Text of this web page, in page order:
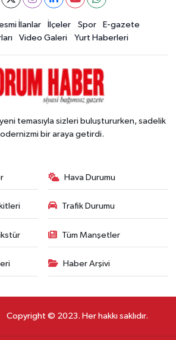
İlanlar İlçeler Spor
E-gazete
Video Galeri Yurt Haberleri
temasıyla sizleri buluştururken, sadelik
bir araya getirdi.
Hava Durumu
Trafik Durumu
Tüm Manşetler
Haber Arşivi
Copyright © 2023. Her hakkı saklıdır.